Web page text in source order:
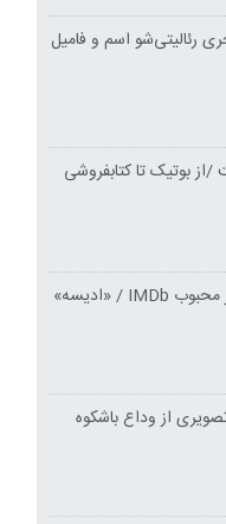
رئالیتی‌شو اسم و فامیل
/از بوتیک تا کتابفروشی
فهرست جدید ۱۰ اثر محبوب IMDb / «ادیسه»
از وداع باشکوه